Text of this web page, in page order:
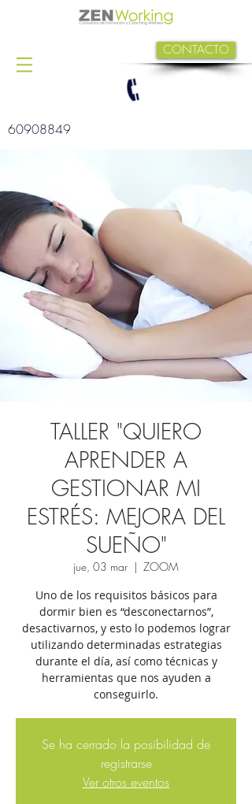
CONTACTO
60908849
TALLER "QUIERO
APRENDER A
GESTIONAR MI
ESTRÉS: MEJORA DEL
SUEÑO"
jue, 03 mar
  |
ZOOM
Uno de los requisitos básicos para
dormir bien es “desconectarnos”,
desactivarnos, y esto lo podemos lograr
utilizando determinadas estrategias
durante el día, así como técnicas y
herramientas que nos ayuden a
conseguirlo.
Se ha cerrado la posibilidad de
registrarse
Ver otros eventos